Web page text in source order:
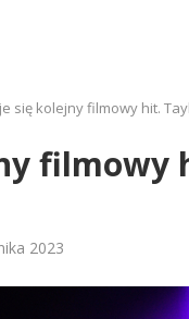
się kolejny filmowy hit.
filmowy
2023